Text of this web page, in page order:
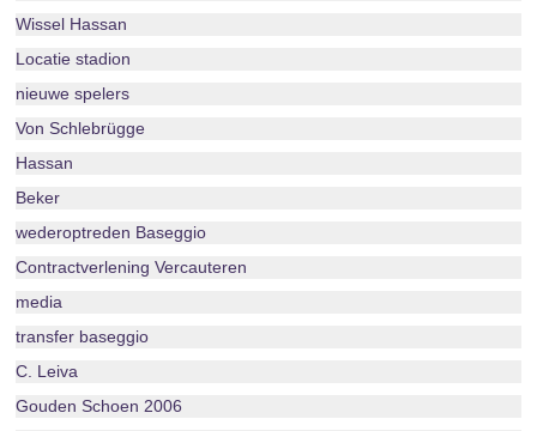
Wissel Hassan
Locatie stadion
nieuwe spelers
Von Schlebrügge
Hassan
Beker
wederoptreden Baseggio
Contractverlening Vercauteren
media
transfer baseggio
C. Leiva
Gouden Schoen 2006